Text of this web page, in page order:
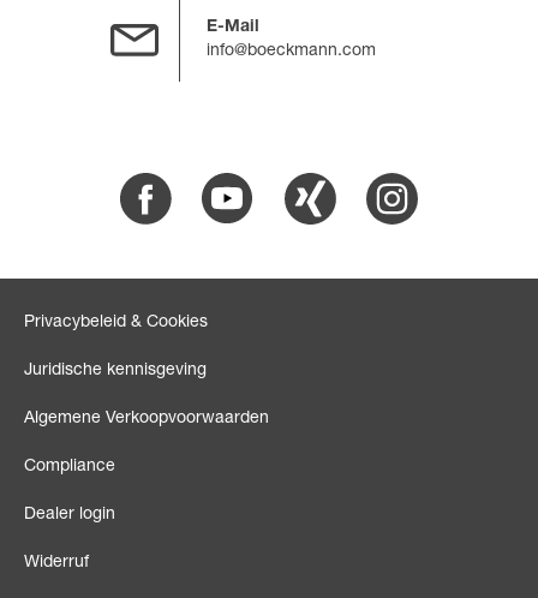
E-Mail
info@boeckmann.com
Facebook Youtube Xing Instagram
Privacybeleid & Cookies
Juridische kennisgeving
Algemene Verkoopvoorwaarden
Compliance
Dealer login
Widerruf